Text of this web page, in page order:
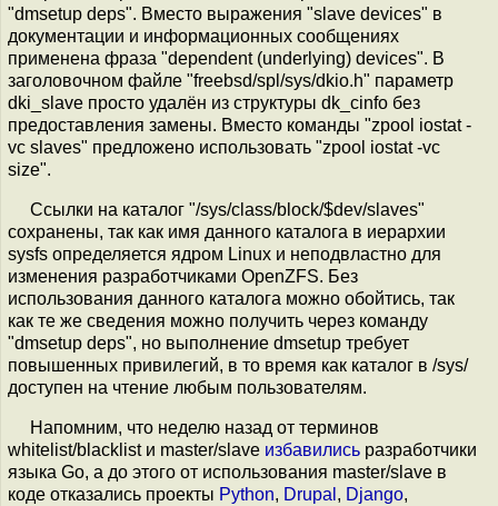
"dmsetup deps". Вместо выражения "slave devices" в
документации и информационных сообщениях
применена фраза "dependent (underlying) devices". В
заголовочном файле "freebsd/spl/sys/dkio.h" параметр
dki_slave просто удалён из структуры dk_cinfo без
предоставления замены. Вместо команды "zpool iostat -
vc slaves" предложено использовать "zpool iostat -vc
size".
Ссылки на каталог "/sys/class/block/$dev/slaves"
сохранены, так как имя данного каталога в иерархии
sysfs определяется ядром Linux и неподвластно для
изменения разработчиками OpenZFS. Без
использования данного каталога можно обойтись, так
как те же сведения можно получить через команду
"dmsetup deps", но выполнение dmsetup требует
повышенных привилегий, в то время как каталог в /sys/
доступен на чтение любым пользователям.
Напомним, что неделю назад от терминов
whitelist/blacklist и master/slave избавились разработчики
языка Go, а до этого от использования master/slave в
коде отказались проекты Python, Drupal , Django,